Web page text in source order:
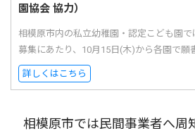
園協会 協力）
相模原市内の私立幼稚園・認定こども園
募集にあたり、10月15日(木)から各園で願
詳しくはこちら
相模原市では民間事業者へ周